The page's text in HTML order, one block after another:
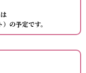
の予定です。